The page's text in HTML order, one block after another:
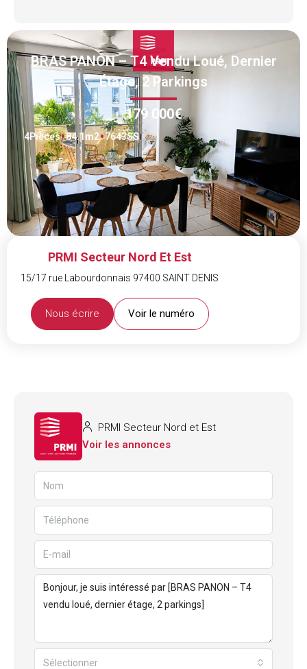
BRAS PANON – T4 Vendu Loué, Dernier
Étage, 2 Parkings
179 000€
Pièces
4 m2
84.1 7643SS
PRMI Secteur Nord Et Est
15/17 rue Labourdonnais 97400 SAINT DENIS
Nous écrire Voir le numéro
PRMI Secteur Nord et Est
Voir les annonces
Sélectionner